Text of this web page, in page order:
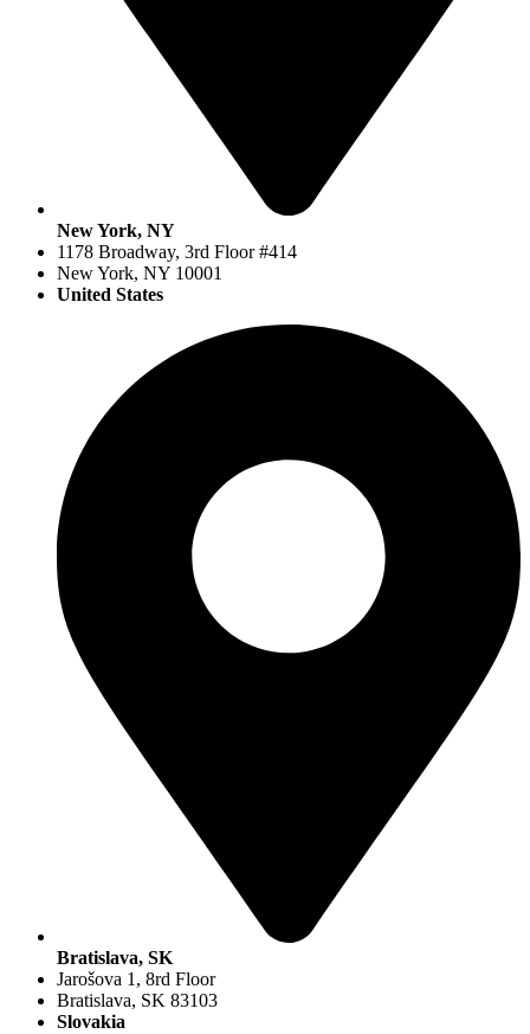
New York, NY
1178 Broadway, 3rd Floor #414
New York, NY 10001
United States
Bratislava, SK
Jarošova 1, 8rd Floor
Bratislava, SK 83103
Slovakia